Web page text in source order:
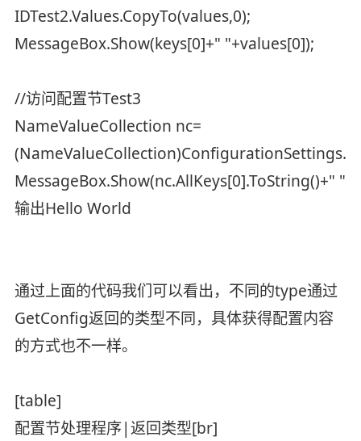
IDTest2.Values.CopyTo(values,0);
MessageBox.Show(keys[0]+" "+values[0]);
//访问配置节Test3
NameValueCollection nc=
MessageBox.Show(nc.AllKeys[0].ToString()+"
输出Hello World
通过上面的代码我们可以看出，不同的type通过
GetConfig返回的类型不同，具体获得配置内容
的方式也不一样。
[table]
配置节处理程序|返回类型[br]